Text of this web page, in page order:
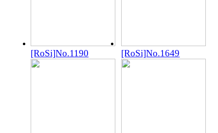
[RoSi]No.1190 [RoSi]No.1649